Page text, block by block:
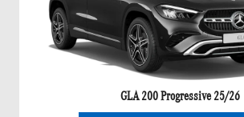
GLA 200 Progressive 25/26